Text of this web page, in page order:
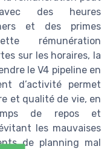
des heures
et des primes
rémunération
sur les horaires, la
le V4 pipeline en
d’activité permet
et qualité de vie, en
de repos et
les mauvaises
de planning mal